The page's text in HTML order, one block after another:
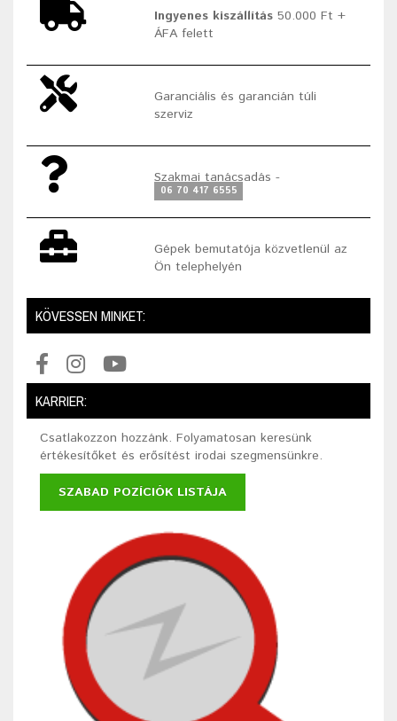
Ingyenes kiszállítás 50.000 Ft +
ÁFA felett
Garanciális és garancián túli
szerviz
Szakmai tanácsadás -
06 70 417 6555
Gépek bemutatója közvetlenül az
Ön telephelyén
KÖVESSEN MINKET:
KARRIER:
Csatlakozzon hozzánk. Folyamatosan keresünk
értékesítőket és erősítést irodai szegmensünkre.
SZABAD POZÍCIÓK LISTÁJA